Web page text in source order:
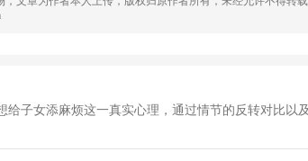
给子女添麻烦这一真实心理，通过情节的反转对比以